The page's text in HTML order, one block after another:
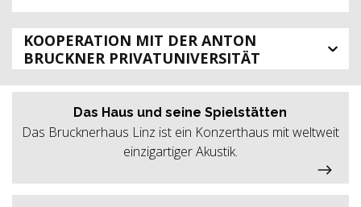
KOOPERATION MIT DER ANTON
BRUCKNER PRIVATUNIVERSITÄT
Das Haus und seine Spielstätten
Das Brucknerhaus Linz ist ein Konzerthaus mit weltweit
einzigartiger Akustik.